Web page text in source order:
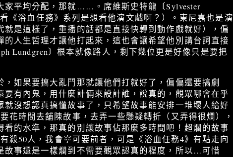
家平均分配，那就……。席維斯史特龍〔Sylvester
《浴血任務》系列是想看他演文戲啊？）。東尼嘉也是演
是這樣了，重播的話都是直接快轉到動作戲就好），偏
人生哲理才讓他打起來，這也會讓希望他別講台詞直接
Lundgren〕根本就像路人，剩下幾位更是好像只是要把
如果要搞大亂鬥那就讓他們打就好了，偏偏還要搞劇
要有內鬼，用什麼計倆來設計誰，說真的，觀眾哪會在乎
沒想認真搞懂故事了，只希望故事能安排一堆壞人給好
花時間去舖陳故事，去弄一些懸疑轉折（又弄得很爛），
看的水準，那真的別讓故事佔那麼多時間吧！超爛的故事
殺50人，我會寧可要前者，可是《浴血任務4》有點走向
故事還是一樣爛到不需要觀眾認真的程度，所以…可惜